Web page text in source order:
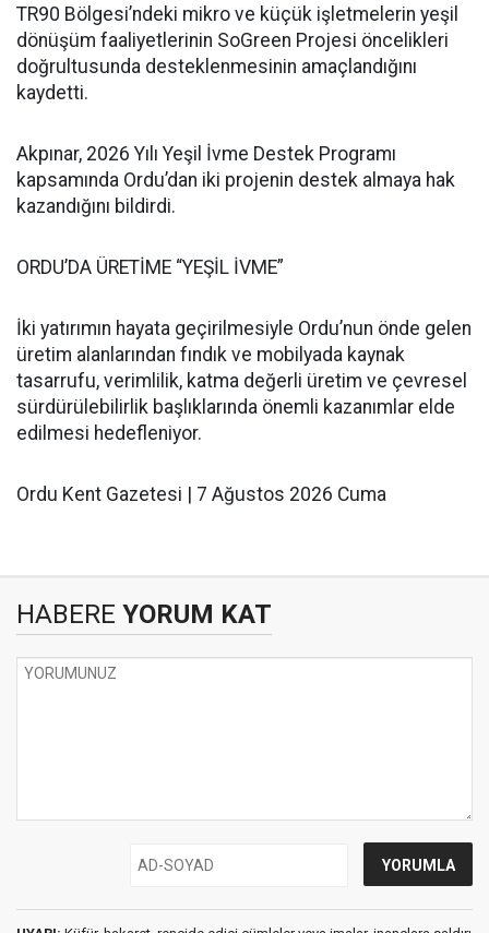
TR90 Bölgesi’ndeki mikro ve küçük işletmelerin yeşil
dönüşüm faaliyetlerinin SoGreen Projesi öncelikleri
doğrultusunda desteklenmesinin amaçlandığını
kaydetti.
Akpınar, 2026 Yılı Yeşil İvme Destek Programı
kapsamında Ordu’dan iki projenin destek almaya hak
kazandığını bildirdi.
ORDU’DA ÜRETİME “YEŞİL İVME”
İki yatırımın hayata geçirilmesiyle Ordu’nun önde gelen
üretim alanlarından fındık ve mobilyada kaynak
tasarrufu, verimlilik, katma değerli üretim ve çevresel
sürdürülebilirlik başlıklarında önemli kazanımlar elde
edilmesi hedefleniyor.
Ordu Kent Gazetesi | 7 Ağustos 2026 Cuma
HABERE YORUM KAT